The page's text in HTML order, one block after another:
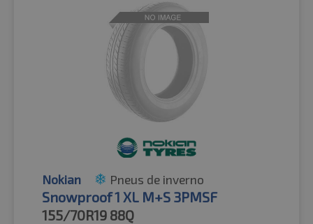
Nokian Pneus de inverno
Snowproof 1 XL M+S 3PMSF
155/70R19 88Q